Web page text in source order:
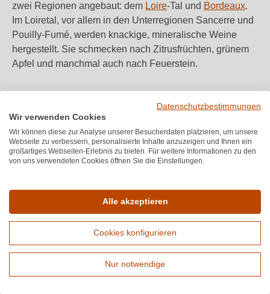
zwei Regionen angebaut: dem Loire-Tal und Bordeaux.
Im Loiretal, vor allem in den Unterregionen Sancerre und
Pouilly-Fumé, werden knackige, mineralische Weine
hergestellt. Sie schmecken nach Zitrusfrüchten, grünem
Apfel und manchmal auch nach Feuerstein.
Muscadelle gemischt. So entstehen komplexere,
manchmal auch gerösteten Noten.
In Italien wird Sauvignon Blanc vor allem in den
Venezia Giulia angebaut. Diese Weine schmecken nach
tropischen Früchten und Kräutern wie Salbei und
Tomatenblatt. Sie sind oft so kräftig wie die Weine aus
Neuseeland, aber trotzdem frisch und haben diese
Erweiterte Suche
Datenschutzbestimmungen
Wir verwenden Cookies
Wir können diese zur Analyse unserer Besucherdaten platzieren, um unsere
Webseite zu verbessern, personalisierte Inhalte anzuzeigen und Ihnen ein
großartiges Webseiten-Erlebnis zu bieten. Für weitere Informationen zu den
von uns verwendeten Cookies öffnen Sie die Einstellungen.
Alle akzeptieren
Cookies konfigurieren
Nur notwendige